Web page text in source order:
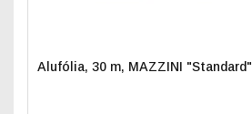
Alufólia, 30 m, MAZZINI "Standard"